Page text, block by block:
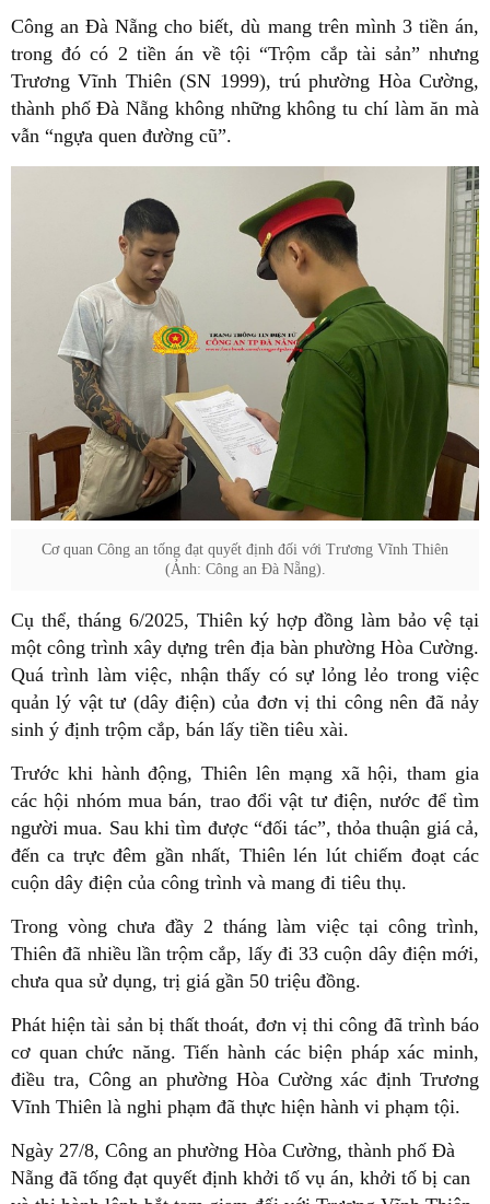
Công an Đà Nẵng cho biết, dù mang trên mình 3 tiền án,
trong đó có 2 tiền án về tội “Trộm cắp tài sản” nhưng
Trương Vĩnh Thiên (SN 1999), trú phường Hòa Cường,
thành phố Đà Nẵng không những không tu chí làm ăn mà
vẫn “ngựa quen đường cũ”.
Cơ quan Công an tống đạt quyết định đối với Trương Vĩnh Thiên
(Ảnh: Công an Đà Nẵng).
Cụ thể, tháng 6/2025, Thiên ký hợp đồng làm bảo vệ tại
một công trình xây dựng trên địa bàn phường Hòa Cường.
Quá trình làm việc, nhận thấy có sự lỏng lẻo trong việc
quản lý vật tư (dây điện) của đơn vị thi công nên đã nảy
sinh ý định trộm cắp, bán lấy tiền tiêu xài.
Trước khi hành động, Thiên lên mạng xã hội, tham gia
các hội nhóm mua bán, trao đổi vật tư điện, nước để tìm
người mua. Sau khi tìm được “đối tác”, thỏa thuận giá cả,
đến ca trực đêm gần nhất, Thiên lén lút chiếm đoạt các
cuộn dây điện của công trình và mang đi tiêu thụ.
Trong vòng chưa đầy 2 tháng làm việc tại công trình,
Thiên đã nhiều lần trộm cắp, lấy đi 33 cuộn dây điện mới,
chưa qua sử dụng, trị giá gần 50 triệu đồng.
Phát hiện tài sản bị thất thoát, đơn vị thi công đã trình báo
cơ quan chức năng. Tiến hành các biện pháp xác minh,
điều tra, Công an phường Hòa Cường xác định Trương
Vĩnh Thiên là nghi phạm đã thực hiện hành vi phạm tội.
Ngày 27/8, Công an phường Hòa Cường, thành phố Đà
Nẵng đã tống đạt quyết định khởi tố vụ án, khởi tố bị can